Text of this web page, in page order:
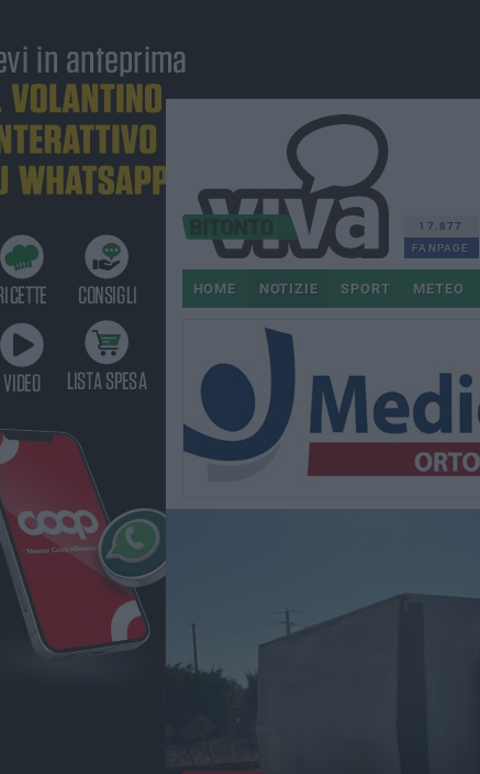
17.877
FANPAGE
HOME NOTIZIE SPORT METEO